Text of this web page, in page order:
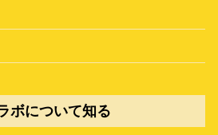
ボについて知る